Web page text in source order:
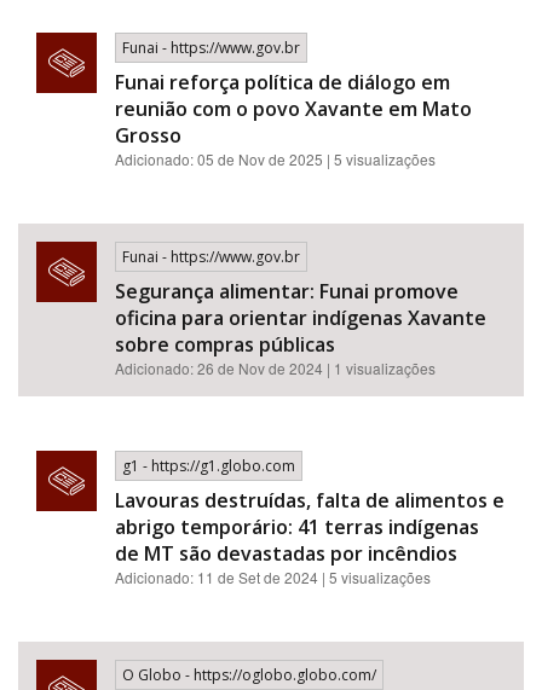
Funai - https://www.gov.br
Funai reforça política de diálogo em
reunião com o povo Xavante em Mato
Grosso
Adicionado: 05 de Nov de 2025 | 5 visualizações
Funai - https://www.gov.br
Segurança alimentar: Funai promove
oficina para orientar indígenas Xavante
sobre compras públicas
Adicionado: 26 de Nov de 2024 | 1 visualizações
g1 - https://g1.globo.com
Lavouras destruídas, falta de alimentos e
abrigo temporário: 41 terras indígenas
de MT são devastadas por incêndios
Adicionado: 11 de Set de 2024 | 5 visualizações
O Globo - https://oglobo.globo.com/